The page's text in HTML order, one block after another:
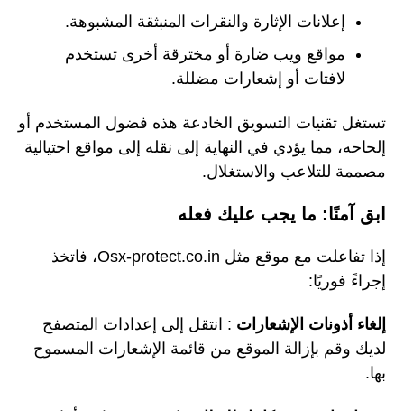
إعلانات الإثارة والنقرات المنبثقة المشبوهة.
مواقع ويب ضارة أو مخترقة أخرى تستخدم
لافتات أو إشعارات مضللة.
تستغل تقنيات التسويق الخادعة هذه فضول المستخدم أو
إلحاحه، مما يؤدي في النهاية إلى نقله إلى مواقع احتيالية
مصممة للتلاعب والاستغلال.
ابق آمنًا: ما يجب عليك فعله
إذا تفاعلت مع موقع مثل Osx-protect.co.in، فاتخذ
إجراءً فوريًا:
إلغاء أذونات الإشعارات : انتقل إلى إعدادات المتصفح
لديك وقم بإزالة الموقع من قائمة الإشعارات المسموح
بها.